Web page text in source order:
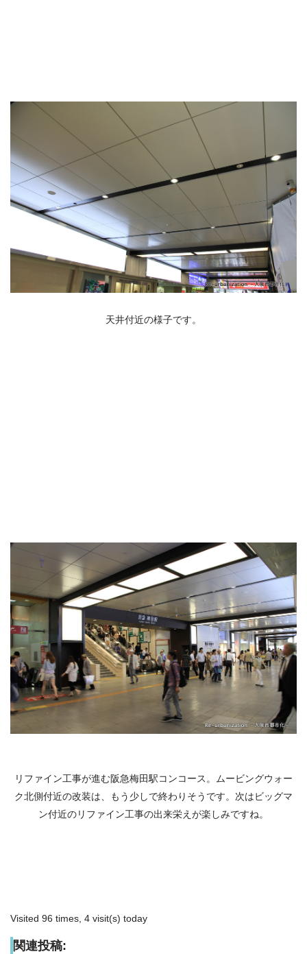
天井付近の様子です。
リファイン工事が進む阪急梅田駅コンコース。ムービングウォー
ク北側付近の改装は、もう少しで終わりそうです。次はビッグマ
ン付近のリファイン工事の出来栄えが楽しみですね。
Visited 96 times, 4 visit(s) today
関連投稿: